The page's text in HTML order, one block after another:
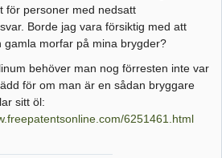
för personer med nedsatt
Borde jag vara försiktig med att
gamla morfar på mina brygder?
behöver man nog förresten inte var
för om man är en sådan bryggare
sitt öl:
6251461.html